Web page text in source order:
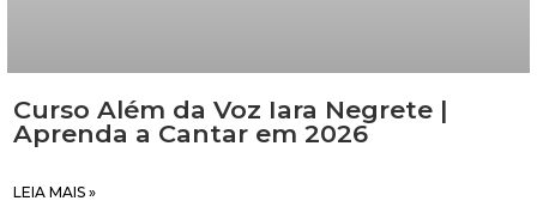
Curso Além da Voz Iara Negrete |
Aprenda a Cantar em 2026
LEIA MAIS »